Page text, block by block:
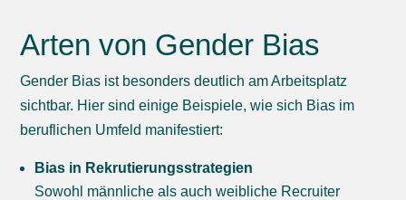
Arten von Gender Bias
Gender Bias ist besonders deutlich am Arbeitsplatz
sichtbar. Hier sind einige Beispiele, wie sich Bias im
beruflichen Umfeld manifestiert:
Bias in Rekrutierungsstrategien
Sowohl männliche als auch weibliche Recruiter